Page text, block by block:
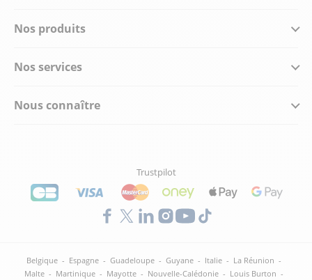
Nos produits
Nos services
Nous connaître
Trustpilot
Belgique - Espagne - Guadeloupe - Guyane - Italie - La Réunion -
Malte - Martinique - Mayotte - Nouvelle-Calédonie - Louis Burton -